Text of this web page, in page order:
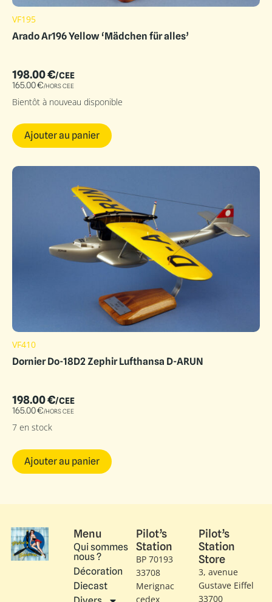
VF195
Arado Ar196 Yellow ‘Mädchen für alles’
198.00€/CEE
165.00€/HORS CEE
Bientôt à nouveau disponible
Ajouter au panier
VF410
Dornier Do-18D2 Zephir Lufthansa D-ARUN
198.00€/CEE
165.00€/HORS CEE
7 en stock
Ajouter au panier
Menu
Qui sommes
nous ?
Décoration
Diecast
Pilot’s
Station
BP 70193
33708
Merignac
cedex
Pilot’s
Station
Store
3, avenue
Gustave Eiffel​
33700